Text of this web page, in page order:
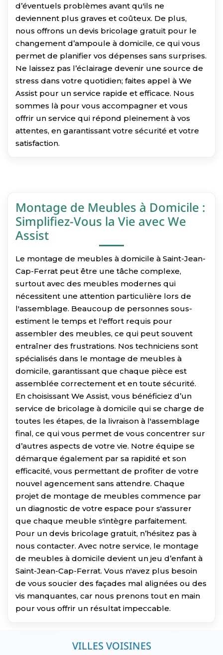
d’éventuels problèmes avant qu'ils ne
deviennent plus graves et coûteux. De plus,
nous offrons un devis bricolage gratuit pour le
changement d’ampoule à domicile, ce qui vous
permet de planifier vos dépenses sans surprises.
Ne laissez pas l’éclairage devenir une source de
stress dans votre quotidien; faites appel à We
Assist pour un service rapide et efficace. Nous
sommes là pour vous accompagner et vous
offrir un service qui répond pleinement à vos
attentes, en garantissant votre sécurité et votre
satisfaction.
Montage de Meubles à Domicile :
Simplifiez-Vous la Vie avec We
Assist
Le montage de meubles à domicile à Saint-Jean-
Cap-Ferrat peut être une tâche complexe,
surtout avec des meubles modernes qui
nécessitent une attention particulière lors de
l'assemblage. Beaucoup de personnes sous-
estiment le temps et l'effort requis pour
assembler des meubles, ce qui peut souvent
entraîner des frustrations. Nos techniciens sont
spécialisés dans le montage de meubles à
domicile, garantissant que chaque pièce est
assemblée correctement et en toute sécurité.
En choisissant We Assist, vous bénéficiez d’un
service de bricolage à domicile qui se charge de
toutes les étapes, de la livraison à l'assemblage
final, ce qui vous permet de vous concentrer sur
d’autres aspects de votre vie. Notre équipe se
démarque également par sa rapidité et son
efficacité, vous permettant de profiter de votre
nouvel agencement sans attendre. Chaque
projet de montage de meubles commence par
un diagnostic de votre espace pour s'assurer
que chaque meuble s'intègre parfaitement.
Pour un devis bricolage gratuit, n’hésitez pas à
nous contacter. Avec notre service, le montage
de meubles à domicile devient un jeu d’enfant à
Saint-Jean-Cap-Ferrat. Vous n'avez plus besoin
de vous soucier des façades mal alignées ou des
vis manquantes, car nous prenons tout en main
pour vous offrir un résultat impeccable.
VILLES VOISINES